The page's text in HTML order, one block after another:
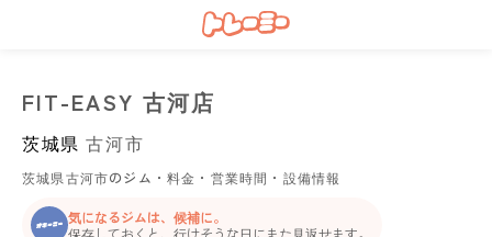
FIT-EASY 古河店
茨城県 古河市
茨城県古河市のジム・料金・営業時間・設備情報
気になるジムは、候補に。
保存しておくと、行けそうな日にまた見返せます。